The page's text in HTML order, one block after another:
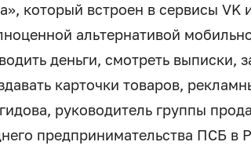
который встроен в сервисы VK
альтернативой
деньги, смотреть выписки,
карточки товаров,
руководитель группы
предпринимательства ПСБ в